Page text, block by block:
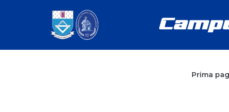
Prima